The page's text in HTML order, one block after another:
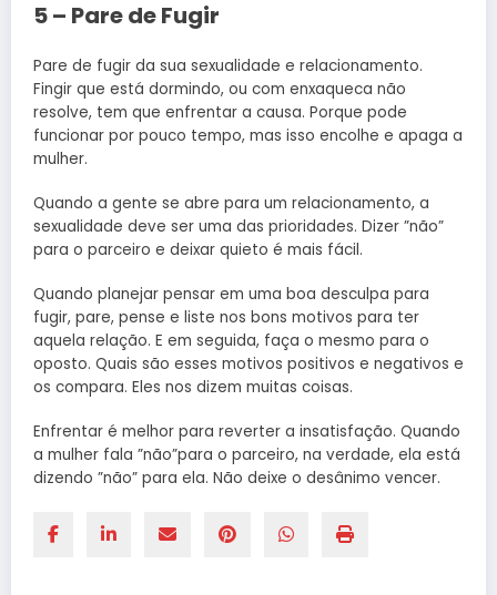
5 – Pare de Fugir
Pare de fugir da sua sexualidade e relacionamento.
Fingir que está dormindo, ou com enxaqueca não
resolve, tem que enfrentar a causa. Porque pode
funcionar por pouco tempo, mas isso encolhe e apaga a
mulher.
Quando a gente se abre para um relacionamento, a
sexualidade deve ser uma das prioridades. Dizer ”não”
para o parceiro e deixar quieto é mais fácil.
Quando planejar pensar em uma boa desculpa para
fugir, pare, pense e liste nos bons motivos para ter
aquela relação. E em seguida, faça o mesmo para o
oposto. Quais são esses motivos positivos e negativos e
os compara. Eles nos dizem muitas coisas.
Enfrentar é melhor para reverter a insatisfação. Quando
a mulher fala ”não”para o parceiro, na verdade, ela está
dizendo ”não” para ela. Não deixe o desânimo vencer.